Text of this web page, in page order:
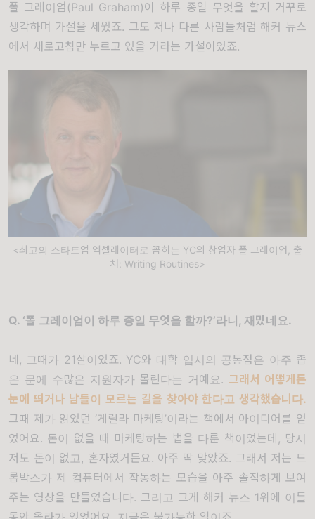
폴 그레이엄(Paul Graham)이 하루 종일 무엇을 할지 거꾸로
생각하며 가설을 세웠죠. 그도 저나 다른 사람들처럼 해커 뉴스
에서 새로고침만 누르고 있을 거라는 가설이었죠.
<최고의 스타트업 엑셀레이터로 꼽히는 YC의 창업자 폴 그레이엄, 출
처: Writing Routines>
Q. ‘폴 그레이엄이 하루 종일 무엇을 할까?’라니 , 재밌네요.
네 , 그때가 21살이었죠. YC와 대학 입시의 공통점은 아주 좁
은 문에 수많은 지원자가 몰린다는 거예요 . 그래서 어떻게든
눈에 띄거나 남들이 모르는 길을 찾아야 한다고 생각했습니다.
그때 제가 읽었던 ‘게릴라 마케팅’이라는 책에서 아이디어를 얻
었어요. 돈이 없을 때 마케팅하는 법을 다룬 책이었는데 , 당시
저도 돈이 없고 , 혼자였거든요. 아주 딱 맞았죠. 그래서 저는 드
롭박스가 제 컴퓨터에서 작동하는 모습을 아주 솔직하게 보여
주는 영상을 만들었습니다. 그리고 그게 해커 뉴스 1위에 이틀